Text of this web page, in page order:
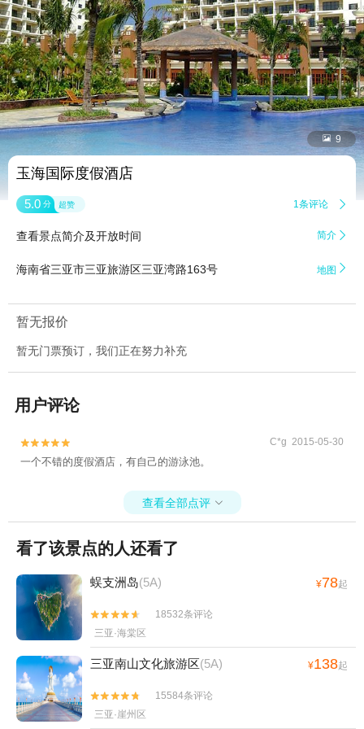
 9
玉海国际度假酒店
5.0 分 超赞 1条评论 
查看景点简介及开放时间 简介 
海南省三亚市三亚旅游区三亚湾路163号 地图 
暂无报价
暂无门票预订，我们正在努力补充
用户评论

 C*g 2015-05-30
一个不错的度假酒店，有自己的游泳池。
查看全部点评 
看了该景点的人还看了
蜈支洲岛(5A) ¥78起


18532条评论
三亚·海棠区
三亚南山文化旅游区(5A) ¥138起


15584条评论
三亚·崖州区
